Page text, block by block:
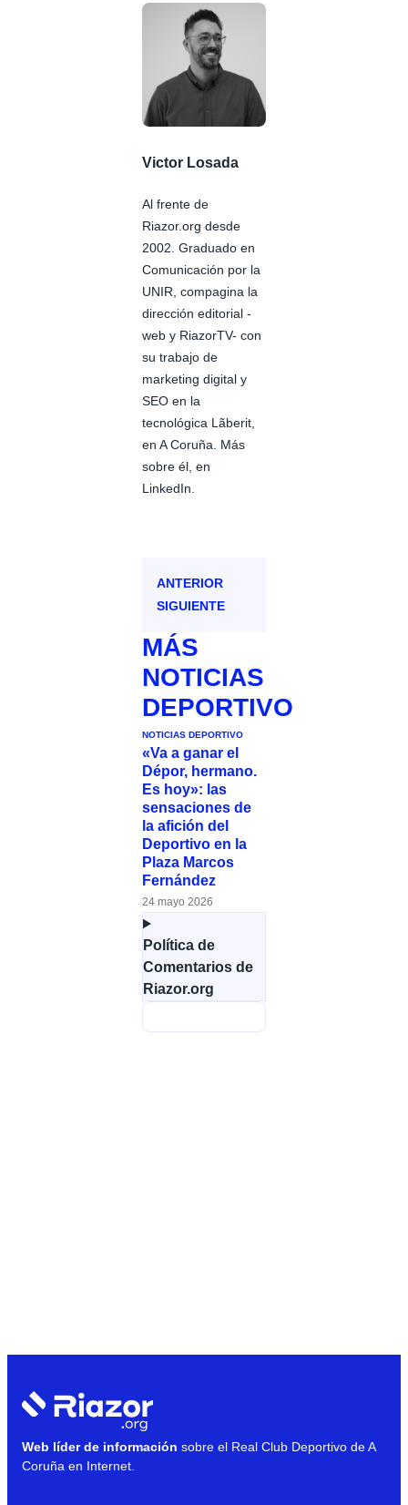
Victor Losada
Al frente de
Riazor.org desde
2002. Graduado en
Comunicación por la
UNIR, compagina la
dirección editorial -
web y RiazorTV- con
su trabajo de
marketing digital y
SEO en la
tecnológica Lãberit,
en A Coruña. Más
sobre él, en
LinkedIn.
ANTERIOR
SIGUIENTE
MÁS
NOTICIAS
DEPORTIVO
NOTICIAS DEPORTIVO
«Va a ganar el
Dépor, hermano.
Es hoy»: las
sensaciones de
la afición del
Deportivo en la
Plaza Marcos
Fernández
24 mayo 2026
Política de
Comentarios de
Riazor.org
Web líder de información sobre el Real Club Deportivo de A
Coruña en Internet.